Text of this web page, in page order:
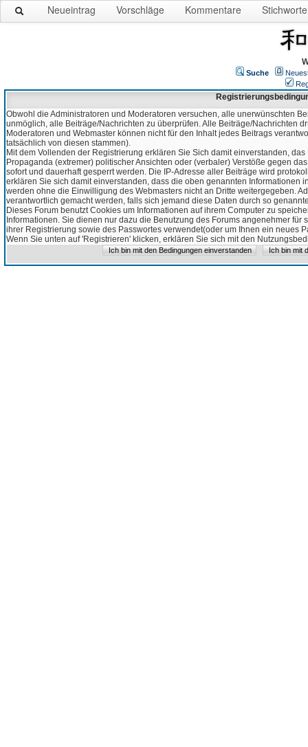
Neueintrag Vorschläge Kommentare Stichworte
Suche
Obwohl die Administratoren und Moderatoren versuchen, alle unerwünschten
unmöglich, alle Beiträge/Nachrichten zu überprüfen. Alle Beiträge/Nachrichten
Moderatoren und Webmaster können nicht für den Inhalt jedes Beitrags
tatsächlich von diesen stammen).
Mit dem Vollenden der Registrierung erklären Sie Sich damit einverstanden,
Propaganda (extremer) politischer Ansichten oder (verbaler) Verstöße gegen
sofort und dauerhaft gesperrt werden. Die IP-Adresse aller Beiträge wird
erklären Sie sich damit einverstanden, dass die oben genannten Informationen
werden ohne die Einwilligung des Webmasters nicht an Dritte weitergegeben.
verantwortlich gemacht werden, falls sich jemand diese Daten durch so
Dieses Forum benutzt Cookies um Informationen auf ihrem Computer zu
Informationen. Sie dienen nur dazu die Benutzung des Forums angenehmer
ihrer Registrierung sowie des Passwortes verwendet(oder um Ihnen ein neues
Wenn Sie unten auf 'Registrieren' klicken, erklären Sie sich mit den